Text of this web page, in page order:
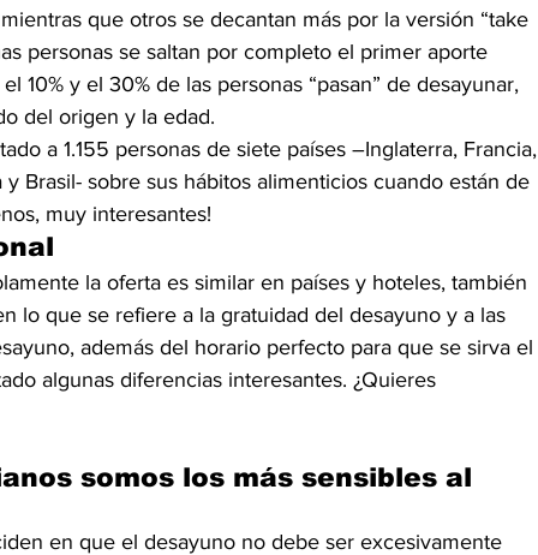
que otros se decantan más por la versión “take
personas se saltan por completo el primer aporte
10% y el 30% de las personas “pasan” de desayunar,
del origen y la edad.
a 1.155 personas de siete países –Inglaterra, Francia,
y Brasil- sobre sus hábitos alimenticios cuando están de
muy interesantes!
la oferta es similar en países y hoteles, también
lo que se refiere a la gratuidad del desayuno y a las
además del horario perfecto para que se sirva el
algunas diferencias interesantes. ¿Quieres
somos los más sensibles al
en que el desayuno no debe ser excesivamente